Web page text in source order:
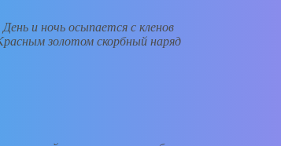
День и ночь осыпается с кленов
золотом скорбный наряд